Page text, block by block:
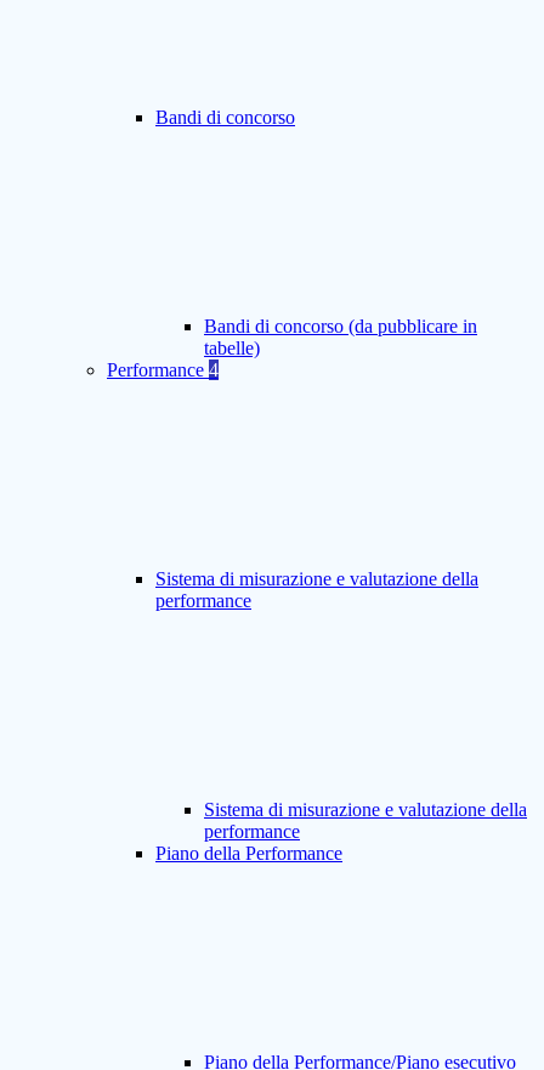
Bandi di concorso
Bandi di concorso (da pubblicare in
tabelle)
Performance 4
Sistema di misurazione e valutazione della
performance
Sistema di misurazione e valutazione della
performance
Piano della Performance
Piano della Performance/Piano esecutivo